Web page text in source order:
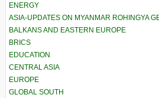
ENERGY
ASIA-UPDATES ON MYANMAR ROHINGYA
BALKANS AND EASTERN EUROPE
BRICS
EDUCATION
CENTRAL ASIA
EUROPE
GLOBAL SOUTH